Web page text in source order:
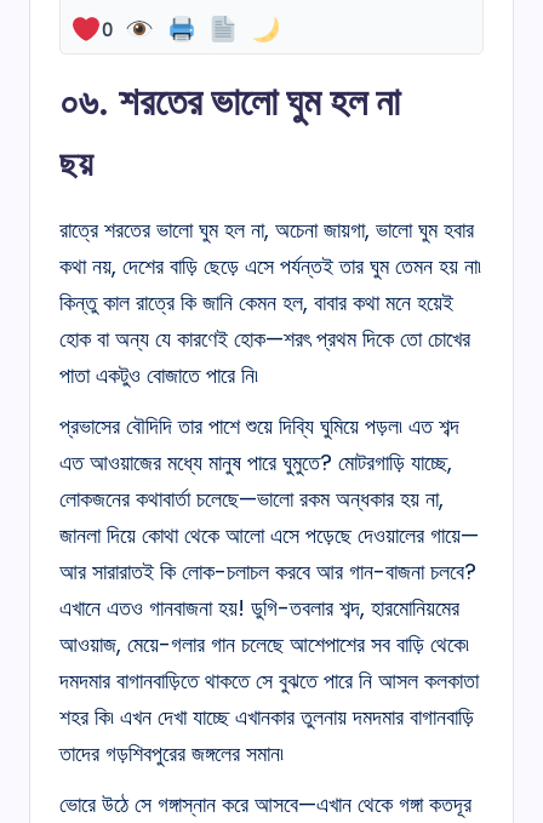
0
০৬. শরতের ভালো ঘুম হল না
ছয়
রাত্রে শরতের ভালো ঘুম হল না, অচেনা জায়গা, ভালো ঘুম হবার
কথা নয়, দেশের বাড়ি ছেড়ে এসে পর্যন্তই তার ঘুম তেমন হয় না৷
কিন্তু কাল রাত্রে কি জানি কেমন হল, বাবার কথা মনে হয়েই
হোক বা অন্য যে কারণেই হোক—শরৎ প্রথম দিকে তো চোখের
পাতা একটুও বোজাতে পারে নি৷
প্রভাসের বৌদিদি তার পাশে শুয়ে দিব্যি ঘুমিয়ে পড়ল৷ এত শব্দ
এত আওয়াজের মধ্যে মানুষ পারে ঘুমুতে? মোটরগাড়ি যাচ্ছে,
লোকজনের কথাবার্তা চলেছে—ভালো রকম অন্ধকার হয় না,
জানলা দিয়ে কোথা থেকে আলো এসে পড়েছে দেওয়ালের গায়ে—
আর সারারাতই কি লোক-চলাচল করবে আর গান-বাজনা চলবে?
এখানে এতও গানবাজনা হয়! ডুগি-তবলার শব্দ, হারমোনিয়মের
আওয়াজ, মেয়ে-গলার গান চলেছে আশেপাশের সব বাড়ি থেকে৷
দমদমার বাগানবাড়িতে থাকতে সে বুঝতে পারে নি আসল কলকাতা
শহর কি৷ এখন দেখা যাচ্ছে এখানকার তুলনায় দমদমার বাগানবাড়ি
তাদের গড়শিবপুরের জঙ্গলের সমান৷
ভোরে উঠে সে গঙ্গাস্নান করে আসবে—এখান থেকে গঙ্গা কতদূর